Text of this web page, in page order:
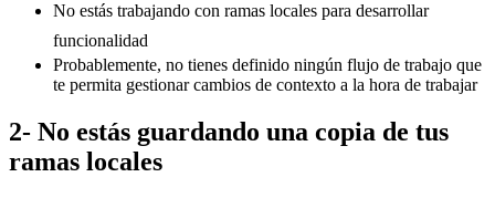
No estás trabajando con ramas locales para desarrollar
funcionalidad
Probablemente, no tienes definido ningún flujo de trabajo que
te permita gestionar cambios de contexto a la hora de trabajar
2- No estás guardando una copia de tus
ramas locales